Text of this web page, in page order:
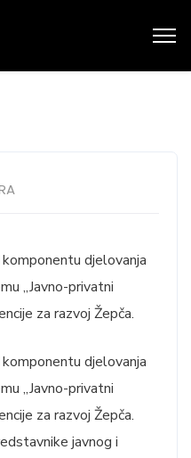
djelovanja
„Javno-privatni
za razvoj Žepča.
djelovanja
„Javno-privatni
za razvoj Žepča.
javnog i